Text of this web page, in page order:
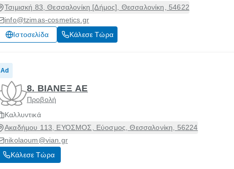
Τσιμισκή 83, Θεσσαλονίκη [Δήμος], Θεσσαλονίκη, 54622
info@tzimas-cosmetics.gr
Ιστοσελίδα
Κάλεσε Τώρα
Ad
8. ΒΙΑΝΕΞ ΑΕ
Προβολή
Καλλυντικά
Ακαδήμου 113, ΕΥΟΣΜΟΣ, Εύοσμος, Θεσσαλονίκη, 56224
nikolaoum@vian.gr
Κάλεσε Τώρα